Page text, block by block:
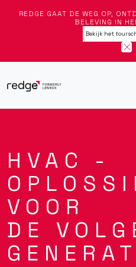
REDGE GAAT DE WEG OP,
BELEVING IN
Bekijk het
HVAC -
VOOR
DE